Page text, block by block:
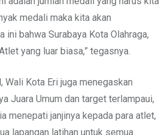
medali maka kita akan
ini bahwa Surabaya Kota Olahraga,
yang luar biasa,” tegasnya.
Wali Kota Eri juga menegaskan
Juara Umum dan target terlampaui,
menepati janjinya kepada para atlet,
lapangan latihan untuk semua